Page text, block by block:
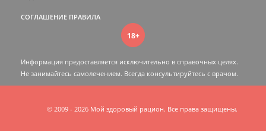
СОГЛАШЕНИЕ ПРАВИЛА
18+
Информация предоставляется исключительно в справочных целях.
Не занимайтесь самолечением. Всегда консультируйтесь c врачом.
© 2009 - 2026 Мой здоровый рацион. Все права защищены.